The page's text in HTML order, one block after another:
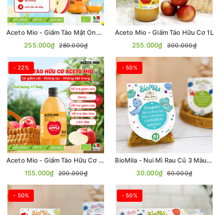
Aceto Mio - Giấm Táo Mật Ong Hữu Cơ 500ml
255.000₫
280.000₫
Aceto Mio - Giấm Táo Hữu Cơ 1L
255.000₫
300.000₫
- 22%
Aceto Mio - Giấm Táo Hữu Cơ 500ml
155.000₫
200.000₫
- 50%
BioMila - Nui Mì Rau Củ 3 Màu Hữu Cơ (Không Gluten) - Spaghetti 100gr
30.000₫
60.000₫
- 50% - 50%